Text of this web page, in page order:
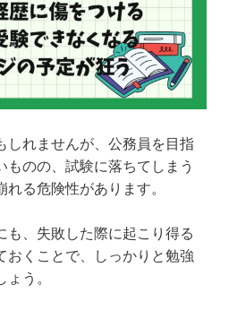
しれませんが、公務員を目指
ものの、試験に落ちてしまう
る危険性があります。
も、失敗した際に起こり得る
おくことで、しっかりと勉強
う。